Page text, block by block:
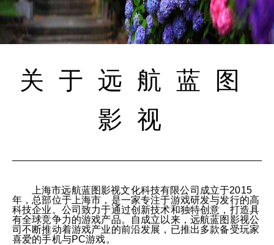
关于远航蓝图
影视
上海市远航蓝图影视文化科技有限公司成立于2015
年，总部位于上海市，是一家专注于游戏研发与发行的高
科技企业。公司致力于通过创新技术和独特创意，打造具
有全球竞争力的游戏产品。自成立以来，远航蓝图影视公
司不断推动着游戏产业的前沿发展，已推出多款备受玩家
喜爱的手机与PC游戏。